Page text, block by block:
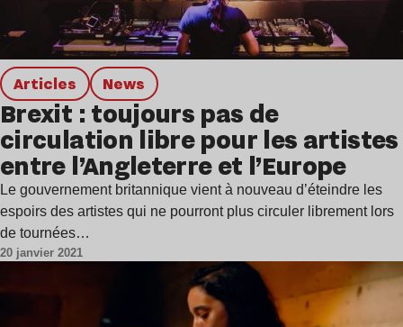
Articles news
Brexit : toujours pas de
circulation libre pour les artistes
entre l’Angleterre et l’Europe
Le gouvernement britannique vient à nouveau d’éteindre les
espoirs des artistes qui ne pourront plus circuler librement lors
de tournées…
20 janvier 2021